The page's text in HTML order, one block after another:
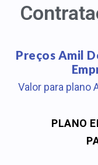
Preços Amil
Valor para plano
PLANO